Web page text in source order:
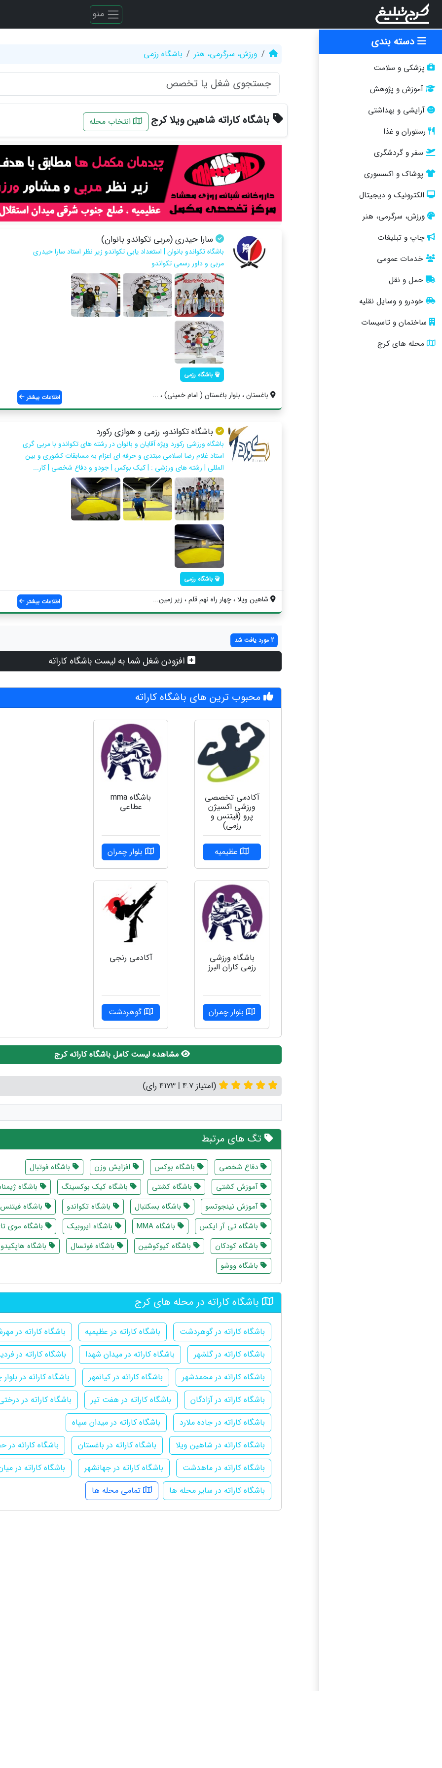
منو
دسته بندی
پزشکی و سلامت
آموزش و پژوهش
آرایشی و بهداشتی
رستوران و غذا
سفر و گردشگری
پوشاک و اکسسوری
الکترونیک و دیجیتال
ورزش، سرگرمی، هنر
چاپ و تبلیغات
خدمات عمومی
حمل و نقل
خودرو و وسایل نقلیه
ساختمان و تاسیسات
محله های کرج
ورزش، سرگرمی، هنر باشگاه رزمی
باشگاه کاراته شاهین ویلا کرج انتخاب محله
سارا حیدری (مربی تکواندو بانوان)
باشگاه تکواندو بانوان | استعداد یابی تکواندو زیر نظر استاد سارا حیدری
مربی و داور رسمی تکواندو
باشگاه رزمی
باغستان ، بلوار باغستان ( امام خمینی) ، ... اطلاعات بیشتر
باشگاه تکواندو، رزمی و هوازی رکورد
باشگاه ورزشی رکورد ویژه آقایان و بانوان در رشته های تکواندو با مربی گری
استاد غلام رضا اسلامی مبتدی و حرفه ای اعزام به مسابقات کشوری و بین
المللی | رشته های ورزشی : | کیک بوکس | جودو و دفاع شخصی | کار...
باشگاه رزمی
شاهین ویلا ، چهار راه نهم قلم ، زیر زمین... اطلاعات بیشتر
2 مورد یافت شد
افزودن شغل شما به لیست باشگاه کاراته
محبوب ترین های باشگاه کاراته
آکادمی تخصصی
ورزشی اکسیژن
پرو (فیتنس و
رزمی)
عظیمیه
باشگاه mma
عطاعی
بلوار چمران
باشگاه ورزشی
رزمی کاران البرز
بلوار چمران
آکادمی رنجی
گوهردشت
مشاهده لیست کامل باشگاه کاراته کرج
(امتیاز 4.7 | 4173 رای)
تگ های مرتبط
دفاع شخصی باشگاه بوکس افزایش وزن
باشگاه فوتبال
آموزش کشتی
باشگاه کشتی باشگاه کیک بوکسینگ
باشگاه
آموزش نینجوتسو
باشگاه بسکتبال باشگاه تکواندو
باشگاه فیتنس
باشگاه تی آر ایکس
باشگاه MMA باشگاه ایروبیک
باشگاه موی
باشگاه کودکان
باشگاه کیوکوشین باشگاه فوتسال
باشگاه هاپکیدو
باشگاه ووشو
باشگاه کاراته در محله های کرج
باشگاه کاراته در گوهردشت باشگاه کاراته در عظیمیه
باشگاه کاراته در
باشگاه کاراته در گلشهر
باشگاه کاراته در میدان شهدا
باشگاه کاراته در
باشگاه کاراته در محمدشهر
باشگاه کاراته در کیانمهر
باشگاه کاراته در
باشگاه کاراته در آزادگان
باشگاه کاراته در هفت تیر
باشگاه کاراته در
باشگاه کاراته در جاده ملارد
باشگاه کاراته در میدان سپاه
باشگاه کاراته در شاهین ویلا
باشگاه کاراته در باغستان
باشگاه کاراته در
باشگاه کاراته در ماهدشت
باشگاه کاراته در جهانشهر
باشگاه کاراته در
باشگاه کاراته در سایر محله ها
تمامی محله ها